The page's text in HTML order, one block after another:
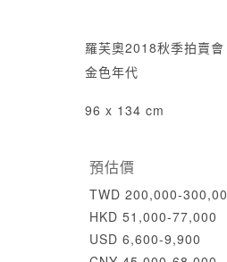
羅芙奧2018秋季拍賣
金色年代
96 x 134 cm
預估價
TWD 200,000-
HKD 51,000-77,000
USD 6,600-9,900